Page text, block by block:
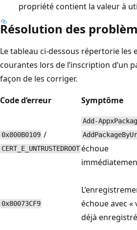
propriété contient la valeur à
Résolution des
Le tableau ci-dessous répertorie les
courantes lors de l’inscription d’un
façon de les corriger.
Code d’erreur
Symptôme
0x800B0109 /
CERT_E_UNTRUSTEDROOT
Add-
échoue
0x80073CF9
échoue avec «
déjà